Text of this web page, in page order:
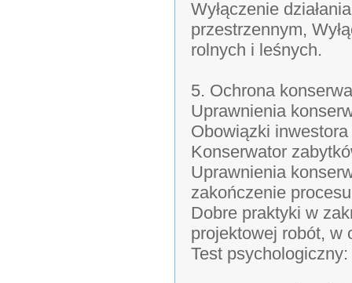
Wyłączenie
przestrzennym,
rolnych i leśnych.
5. Ochrona
Uprawnienia
Obowiązki
Konserwator
Uprawnienia
zakończenie
Dobre praktyki w
projektowej robót, w
Test